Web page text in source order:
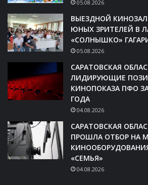
05.08.2026
ВЫЕЗДНОЙ
ЮНЫХ ЗРИТЕЛЕЙ В
«СОЛНЫШКО»
05.08.2026
САРАТОВСКАЯ
ЛИДИРУЮЩИЕ
КИНОПОКАЗА ПФО
ГОДА
04.08.2026
САРАТОВСКАЯ
ПРОШЛА ОТБОР НА
«СЕМЬЯ»
04.08.2026